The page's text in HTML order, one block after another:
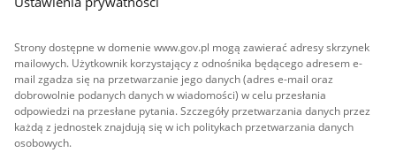
Strony dostępne w domenie www.gov.pl mogą zawierać adresy skrzynek
mailowych. Użytkownik korzystający z odnośnika będącego adresem e-
mail zgadza się na przetwarzanie jego danych (adres e-mail oraz
dobrowolnie podanych danych w wiadomości) w celu przesłania
odpowiedzi na przesłane pytania. Szczegóły przetwarzania danych przez
każdą z jednostek znajdują się w ich politykach przetwarzania danych
osobowych.